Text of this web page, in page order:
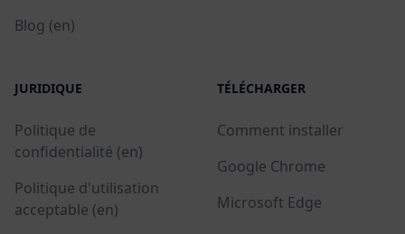
Blog (en)
JURIDIQUE
Politique de
confidentialité (en)
Politique d'utilisation
acceptable (en)
TÉLÉCHARGER
Comment installer
Google Chrome
Microsoft Edge